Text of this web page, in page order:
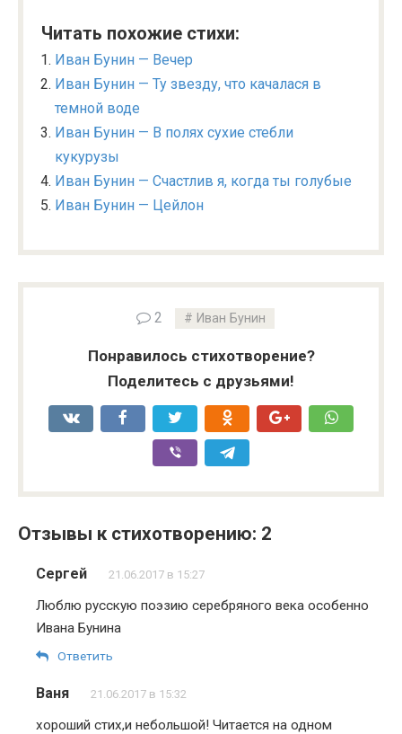
Читать похожие стихи:
Иван Бунин — Вечер
Иван Бунин — Ту звезду, что качалася в
темной воде
Иван Бунин — В полях сухие стебли
кукурузы
Иван Бунин — Счастлив я, когда ты голубые
Иван Бунин — Цейлон
2 Иван Бунин
Понравилось стихотворение?
Поделитесь с друзьями!
Отзывы к стихотворению: 2
Сергей 21.06.2017 в 15:27
Люблю русскую поэзию серебряного века особенно
Ивана Бунина
Ответить
Ваня 21.06.2017 в 15:32
хороший стих,и небольшой! Читается на одном